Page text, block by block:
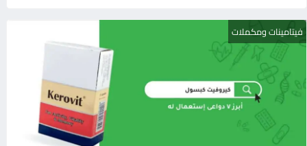
فيتامينات ومكملات